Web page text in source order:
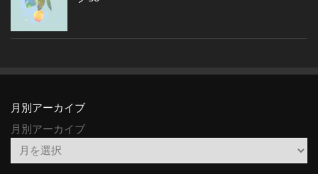
月別アーカイブ
月別アーカイブ